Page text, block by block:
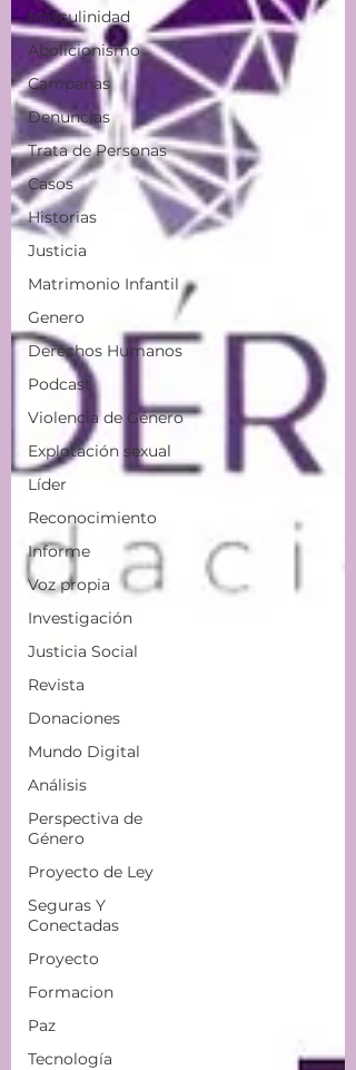
Masculinidad
Abolicionismo
Campañas
Denuncias
Trata de Personas
Casos
Historias
Justicia
Matrimonio Infantil
Genero
Derechos Humanos
Podcast
Violencia de Género
Explotación sexual
Líder
Reconocimiento
Informe
Voz propia
Investigación
Justicia Social
Revista
Donaciones
Mundo Digital
Análisis
Perspectiva de
Género
Proyecto de Ley
Seguras Y
Conectadas
Proyecto
Formacion
Paz
Tecnología